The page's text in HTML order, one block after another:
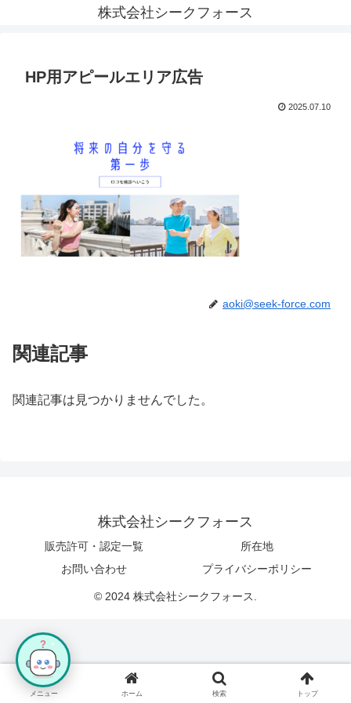
株式会社シークフォース
HP用アピールエリア広告
2025.07.10
aoki@seek-force.com
関連記事
関連記事は見つかりませんでした。
株式会社シークフォース
販売許可・認定一覧
所在地
お問い合わせ
プライバシーポリシー
© 2024 株式会社シークフォース.
メニュー ホーム 検索 トップ
?